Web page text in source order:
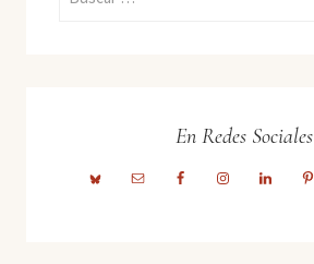
En Redes Sociales